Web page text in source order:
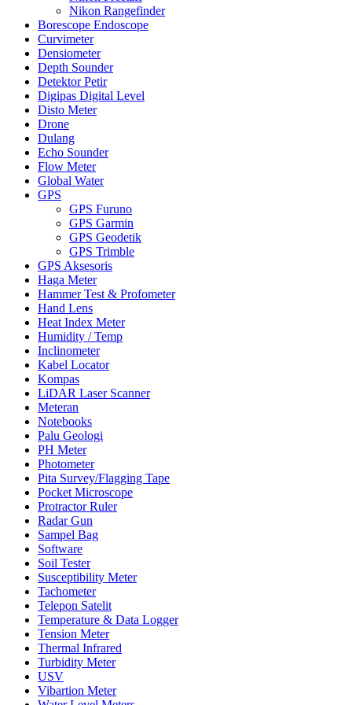
Nikon Rangefinder
Borescope Endoscope
Curvimeter
Densiometer
Depth Sounder
Detektor Petir
Digipas Digital Level
Disto Meter
Drone
Dulang
Echo Sounder
Flow Meter
Global Water
GPS
GPS Furuno
GPS Garmin
GPS Geodetik
GPS Trimble
GPS Aksesoris
Haga Meter
Hammer Test & Profometer
Hand Lens
Heat Index Meter
Humidity / Temp
Inclinometer
Kabel Locator
Kompas
LiDAR Laser Scanner
Meteran
Notebooks
Palu Geologi
PH Meter
Photometer
Pita Survey/Flagging Tape
Pocket Microscope
Protractor Ruler
Radar Gun
Sampel Bag
Software
Soil Tester
Susceptibility Meter
Tachometer
Telepon Satelit
Temperature & Data Logger
Tension Meter
Thermal Infrared
Turbidity Meter
USV
Vibartion Meter